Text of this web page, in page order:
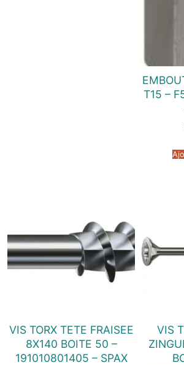
T15 –
VIS TORX TETE FRAISEE
8X140 BOITE 50 –
191010801405 – SPAX
VIS